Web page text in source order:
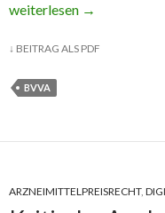
Der neue
weiterlesen →
↓ BEITRAG ALS PDF
BVVA
ARZNEIMITTELPREISRECHT,